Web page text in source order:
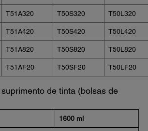
T51A320 T50S320 T50L320
T51A420 T50S420 T50L420
T51A820 T50S820 T50L820
T51AF20 T50SF20 T50LF20
de tinta (bolsas de
1600 ml